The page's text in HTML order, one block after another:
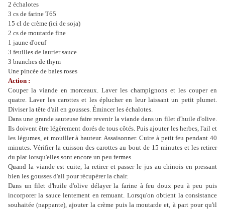
2 échalotes
3 cs de farine T65
15 cl de crème (ici de soja)
2 cs de moutarde fine
1 jaune d'oeuf
3 feuilles de laurier sauce
3 branches de thym
Une pincée de baies roses
Action :
Couper la viande en morceaux. Laver les champignons et les couper en
quatre. Laver les carottes et les éplucher en leur laissant un petit plumet.
Diviser la tête d'ail en gousses. Émincerles échalotes.
Dans une grande sauteuse faire revenir la viande dans un filet d'huile d'olive.
Ils doivent être légèrement dorés de tous côtés. Puis ajouter les herbes, l'ail et
les légumes, et mouiller à hauteur. Assaisonner. Cuire à petit feu pendant 40
minutes. Vérifier la cuisson des carottes au bout de 15 minutes et les retirer
du plat lorsqu'elles sont encore un peu fermes.
Quand la viande est cuite, la retirer et passer le jus au chinois en pressant
bien les gousses d'ail pour récupérer la chair.
Dans un filet d'huile d'olive délayer la farine à feu doux peu à peu puis
incorporer la sauce lentement en remuant. Lorsqu'on obtient la consistance
souhaitée (nappante), ajouter la crème puis la moutarde et, à part pour qu'il